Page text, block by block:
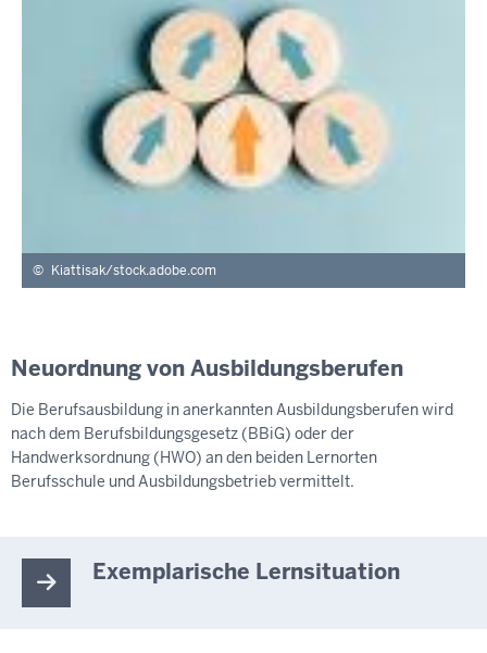
Kiattisak/stock.adobe.com
Neuordnung von Ausbildungsberufen
Die Berufsausbildung in anerkannten Ausbildungsberufen wird
nach dem Berufsbildungsgesetz (BBiG) oder der
Handwerksordnung (HWO) an den beiden Lernorten
Berufsschule und Ausbildungsbetrieb vermittelt.
Exemplarische Lernsituation